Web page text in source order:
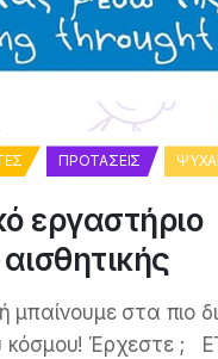
ΠΡΟΤΆΣΕΙΣ
εργαστήριο
μπαίνουμε στα πιο
κόσμου! Έρχεστε ;